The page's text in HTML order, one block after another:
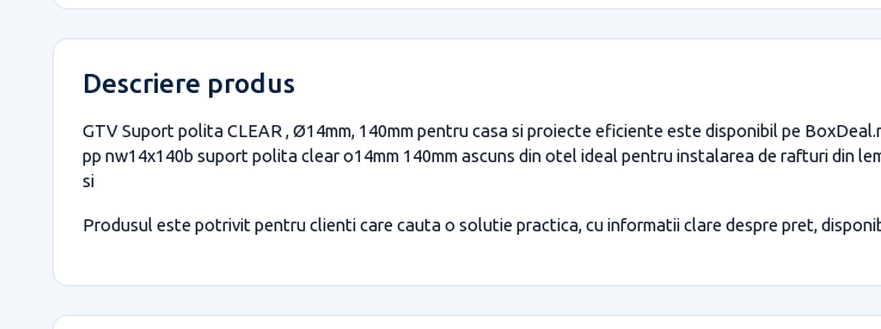
Descriere produs
GTV Suport polita CLEAR , Ø14mm, 140mm pentru casa si proiecte eficiente este disponibil pe
pp nw14x140b suport polita clear o14mm 140mm ascuns din otel ideal pentru instalarea de rafturi din
si
Produsul este potrivit pentru clienti care cauta o solutie practica, cu informatii clare despre pret,